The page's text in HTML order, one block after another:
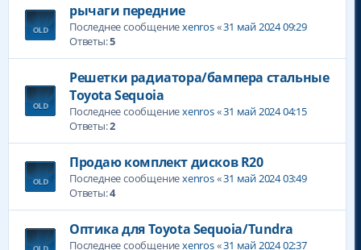
рычаги передние
Последнее сообщениеxenros«31 май 2024 09:29
Ответы:5
Решетки радиатора/бампера стальные
Toyota Sequoia
Последнее сообщениеxenros«31 май 2024 04:15
Ответы:2
Продаю комплект дисков R20
Последнее сообщениеxenros«31 май 2024 03:49
Ответы:4
Оптика для Toyota Sequoia/Tundra
Последнее сообщениеxenros«31 май 2024 02:37